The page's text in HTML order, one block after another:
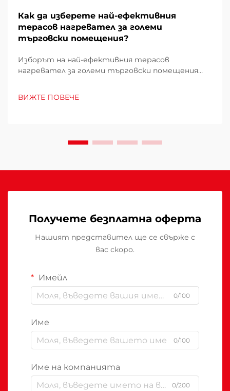
Как да изберете най-ефективния
терасов нагревател за големи
търговски помещения?
Изборът на най-ефективния терасов
нагревател за големи търговски помещения
експлоатационните разходи, удобството на
ВИЖТЕ ПОВЕЧЕ
Получете безплатна оферта
Нашият представител ще се свърже с
вас скоро.
Имейл
0/100
Име
0/100
Име на компанията
0/200